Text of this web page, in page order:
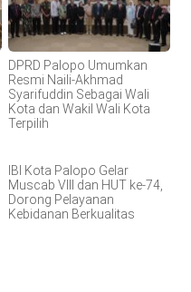
DPRD Palopo Umumkan
Resmi Naili-Akhmad
Syarifuddin Sebagai Wali
Kota dan Wakil Wali Kota
Terpilih
IBI Kota Palopo Gelar
Muscab VIII dan HUT ke-74,
Dorong Pelayanan
Kebidanan Berkualitas